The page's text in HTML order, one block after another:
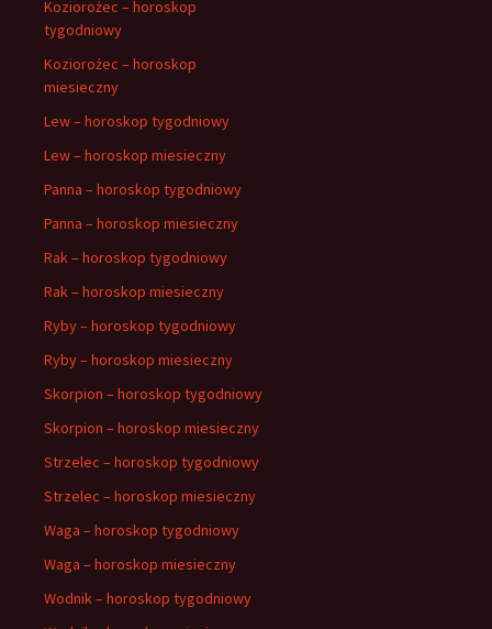
Koziorożec – horoskop
tygodniowy
Koziorożec – horoskop
miesieczny
Lew – horoskop tygodniowy
Lew – horoskop miesieczny
Panna – horoskop tygodniowy
Panna – horoskop miesieczny
Rak – horoskop tygodniowy
Rak – horoskop miesieczny
Ryby – horoskop tygodniowy
Ryby – horoskop miesieczny
Skorpion – horoskop tygodniowy
Skorpion – horoskop miesieczny
Strzelec – horoskop tygodniowy
Strzelec – horoskop miesieczny
Waga – horoskop tygodniowy
Waga – horoskop miesieczny
Wodnik – horoskop tygodniowy